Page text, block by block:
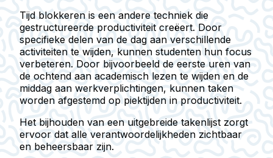
Tijd blokkeren is een andere techniek die
gestructureerde productiviteit creëert. Door
specifieke delen van de dag aan verschillende
activiteiten te wijden, kunnen studenten hun focus
verbeteren. Door bijvoorbeeld de eerste uren van
de ochtend aan academisch lezen te wijden en de
middag aan werkverplichtingen, kunnen taken
worden afgestemd op piektijden in productiviteit.
Het bijhouden van een uitgebreide takenlijst zorgt
ervoor dat alle verantwoordelijkheden zichtbaar
en beheersbaar zijn.